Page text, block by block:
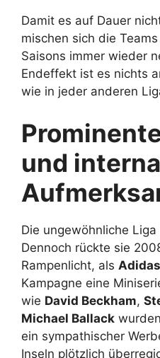
Damit es auf Dauer
mischen sich die
Saisons immer wieder
Endeffekt ist es nichts
wie in jeder anderen
und
Die ungewöhnliche
Dennoch rückte sie
Rampenlicht, als Adidas
Kampagne eine
wie David Beckham,
Michael Ballack
ein sympathischer
Inseln plötzlich